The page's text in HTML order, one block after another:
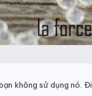
không sử dụng nó.